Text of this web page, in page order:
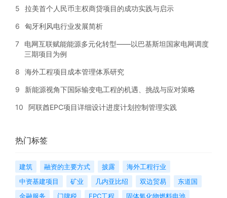
5 拉美首个人民币主权商贷项目的成功实践与启示
6 匈牙利风电行业发展简析
7
电网互联赋能能源多元化转型——以巴基斯坦国家电网调度
三期项目为例
8 海外工程项目成本管理体系研究
9 新能源视角下国际输变电工程的机遇、挑战与应对策略
10 阿联酋EPC项目详细设计进度计划控制管理实践
热门标签
建筑 融资的主要方式 披露
海外工程行业
中资基建项目
矿业 几内亚比绍 双边贸易
东道国
金融服务
门牌税 EPC工程 固体氧化物燃料电池